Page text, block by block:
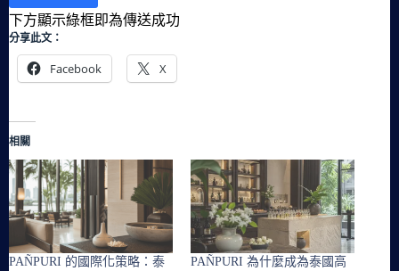
下方顯示綠框即為傳送成功
分享此文：
Facebook X
相關
PAÑPURI 的國際化策略：泰
PAÑPURI 為什麼成為泰國高